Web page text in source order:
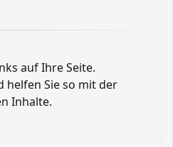
auf Ihre Seite.
helfen Sie so mit der
Inhalte.